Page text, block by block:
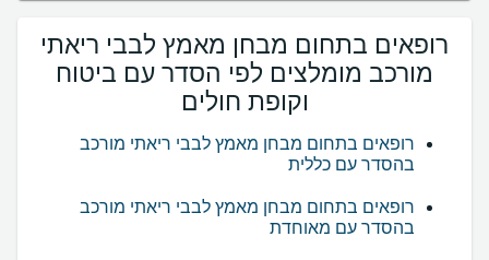
רופאים בתחום מבחן מאמץ לבבי ריאתי
מורכב מומלצים לפי הסדר עם ביטוח
וקופת חולים
רופאים בתחום מבחן מאמץ לבבי ריאתי מורכב
בהסדר עם כללית
רופאים בתחום מבחן מאמץ לבבי ריאתי מורכב
בהסדר עם מאוחדת